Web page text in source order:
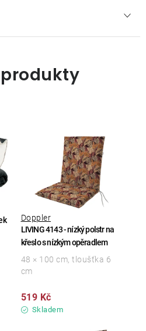
LIVING 4143 - nízký polstr na
křeslo s nízkým opěradlem
Doppler
Skladem
519 Kč
48 × 100 cm, tloušťka 6
cm